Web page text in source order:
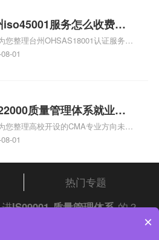
iso45001服务怎么收费，
iso45001认证服务怎么收
您整理台州OHSAS18001认证服务中
收费便宜、台州ISO9000认证，哪个
什么相关iso体系认证知识，详情可
方正文！
01
质量管理体系就业方
质量管理与认证就业方向
您整理高校开设的CMA专业方向未来
景及就业方向如何、cma就业方向有
未来就业方向、大学生考完cma，就
就业方向相关iso体系认证知识，详情
下方正文！
01
热门专题
IS09001 质量管理体系 的？
×